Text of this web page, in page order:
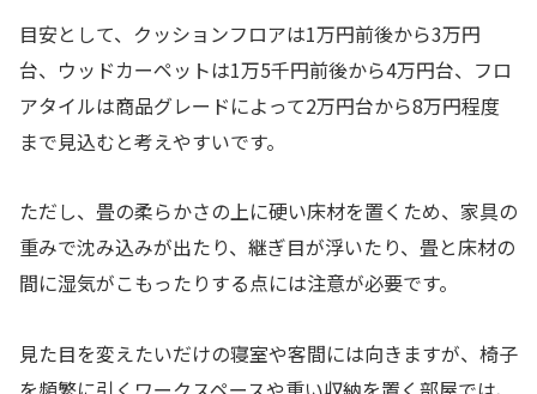
目安として、クッションフロアは1万円前後から3万円
台、ウッドカーペットは1万5千円前後から4万円台、フロ
アタイルは商品グレードによって2万円台から8万円程度
まで見込むと考えやすいです。
ただし、畳の柔らかさの上に硬い床材を置くため、家具の
重みで沈み込みが出たり、継ぎ目が浮いたり、畳と床材の
間に湿気がこもったりする点には注意が必要です。
見た目を変えたいだけの寝室や客間には向きますが、椅子